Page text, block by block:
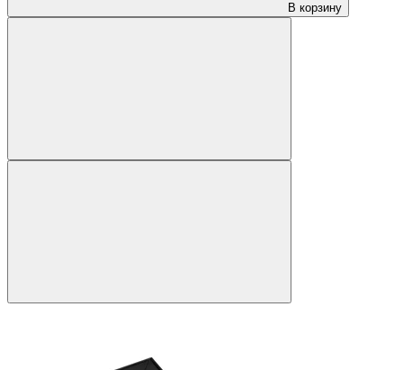
В корзину